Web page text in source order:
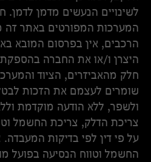
לשינויים הנעשים מדמן לדמן.
המערכות המפורטים באתר זה
הרכבים, אין בפרסום המובא
היצרן ו/או את החברה
חלק מהאביזרים, הציוד
שומרים לעצמם את הזכות
ולשפר, ללא הודעה מוקדמת
צריכת הדלק, צריכת החשמל
על פי דין לפי בדיקות
החשמל וטווח הנסיעה בפועל